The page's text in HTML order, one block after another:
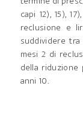
capi 12), 15),
reclusione e
suddividere
mesi 2 di
della
anni 10.